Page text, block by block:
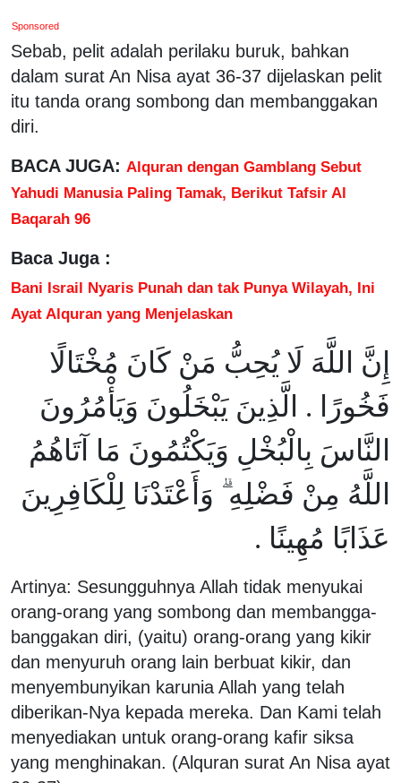
Sponsored
Sebab, pelit adalah perilaku buruk, bahkan
dalam surat An Nisa ayat 36-37 dijelaskan pelit
itu tanda orang sombong dan membanggakan
diri.
BACA JUGA: Alquran dengan Gamblang Sebut
Yahudi Manusia Paling Tamak, Berikut Tafsir Al
Baqarah 96
Baca Juga :
Bani Israil Nyaris Punah dan tak Punya Wilayah, Ini
Ayat Alquran yang Menjelaskan
إِنَّ اللَّهَ لَا يُحِبُّ مَنْ كَانَ مُخْتَالًا
فَخُورًا . الَّذِينَ يَبْخَلُونَ وَيَأْمُرُونَ
النَّاسَ بِالْبُخْلِ وَيَكْتُمُونَ مَا آتَاهُمُ
اللَّهُ مِنْ فَضْلِهِ ۗ وَأَعْتَدْنَا لِلْكَافِرِينَ
عَذَابًا مُهِينًا .
Artinya: Sesungguhnya Allah tidak menyukai
orang-orang yang sombong dan membangga-
banggakan diri, (yaitu) orang-orang yang kikir
dan menyuruh orang lain berbuat kikir, dan
menyembunyikan karunia Allah yang telah
diberikan-Nya kepada mereka. Dan Kami telah
menyediakan untuk orang-orang kafir siksa
yang menghinakan. (Alquran surat An Nisa ayat